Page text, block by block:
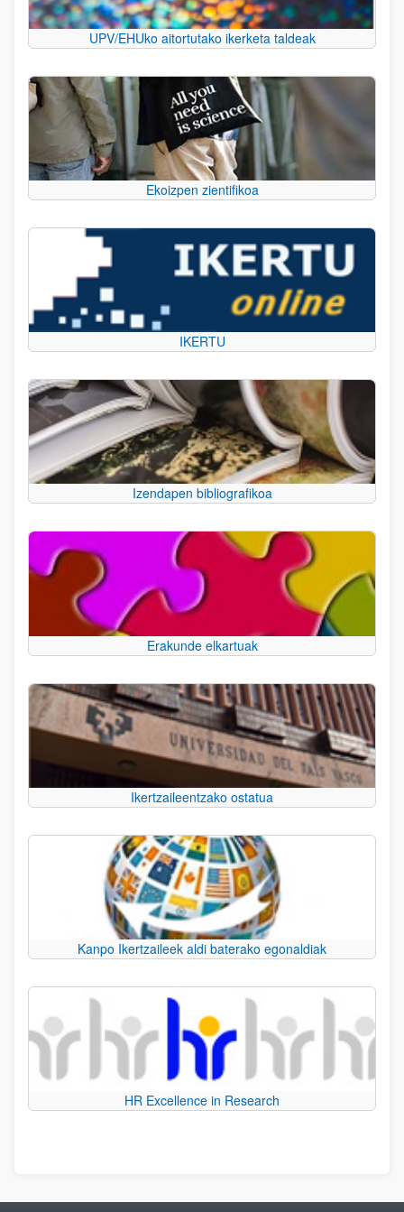
UPV/EHUko aitortutako ikerketa taldeak
Ekoizpen zientifikoa
IKERTU
Izendapen bibliografikoa
Erakunde elkartuak
Ikertzaileentzako ostatua
Kanpo Ikertzaileek aldi baterako egonaldiak
HR Excellence in Research